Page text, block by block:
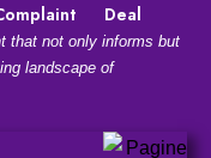
Deal
that not only informs but
landscape of